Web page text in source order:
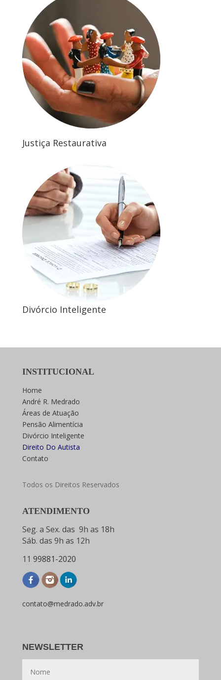
Justiça Restaurativa
Divórcio Inteligente
INSTITUCIONAL
Home
André R. Medrado
Áreas de Atuação
Pensão Alimentícia
Divórcio Inteligente
Direito Do Autista
Contato
Todos os Direitos Reservados
ATENDIMENTO
Seg. a Sex. das 9h as 18h
Sáb. das 9h as 12h
11 99881-2020
contato@medrado.adv.br
NEWSLETTER